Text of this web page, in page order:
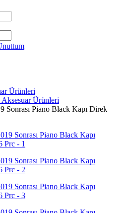
Ürünleri
Ürünleri
Sonrası Piano Black Kapı Direk